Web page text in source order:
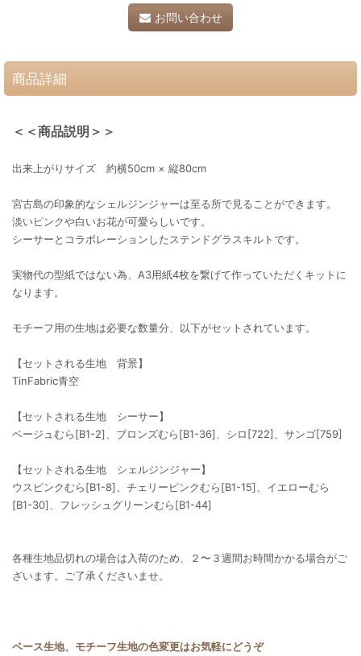
お問い合わせ
商品詳細
＜＜商品説明＞＞
出来上がりサイズ 約横50cm × 縦80cm
宮古島の印象的なシェルジンジャーは至る所で見ることができます。
淡いピンクや白いお花が可愛らしいです。
シーサーとコラボレーションしたステンドグラスキルトです。
実物代の型紙ではない為、A3用紙4枚を繋げて作っていただくキットに
なります。
モチーフ用の生地は必要な数量分、以下がセットされています。
【セットされる生地 背景】
TinFabric青空
【セットされる生地 シーサー】
ベージュむら[B1-2]、ブロンズむら[B1-36]、シロ[722]、サンゴ[759]
【セットされる生地 シェルジンジャー】
ウスピンクむら[B1-8]、チェリーピンクむら[B1-15]、イエローむら
[B1-30]、フレッシュグリーンむら[B1-44]
各種生地品切れの場合は入荷のため、２〜３週間お時間かかる場合がご
ざいます。ご了承くださいませ。
ベース生地、モチーフ生地の色変更はお気軽にどうぞ